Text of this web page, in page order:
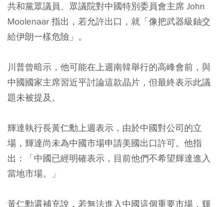
共和黨眾議員、眾議院對中國特別委員會主席 John
Moolenaar 指出，若允許出口，就「像把武器級鈾交
給伊朗一樣危險」。
川普曾暗示，他可能在上週南韓舉行的高峰會前，與
中國國家主席習近平討論這款晶片，但最終表示此議
題未被提及。
輝達執行長黃仁勳上週表示，由於中國對公司的立
場，輝達尚未為中國市場申請美國出口許可。他指
出：「中國已經明確表示，目前他們不希望輝達進入
當地市場。」
黃仁勳還補充說，若無法進入中國這個重要市場，輝